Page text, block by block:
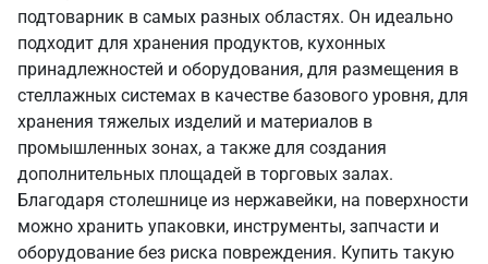
подтоварник в самых разных областях. Он идеально
подходит для хранения продуктов, кухонных
принадлежностей и оборудования, для размещения в
стеллажных системах в качестве базового уровня, для
хранения тяжелых изделий и материалов в
промышленных зонах, а также для создания
дополнительных площадей в торговых залах.
Благодаря столешнице из нержавейки, на поверхности
можно хранить упаковки, инструменты, запчасти и
оборудование без риска повреждения. Купить такую